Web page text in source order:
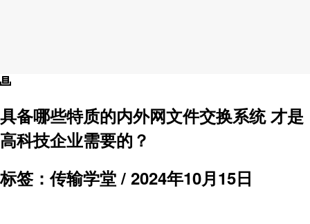
具备哪些特质的内外网文件交换系统 才是
高科技企业需要的？
标签：传输学堂 / 2024年10月15日